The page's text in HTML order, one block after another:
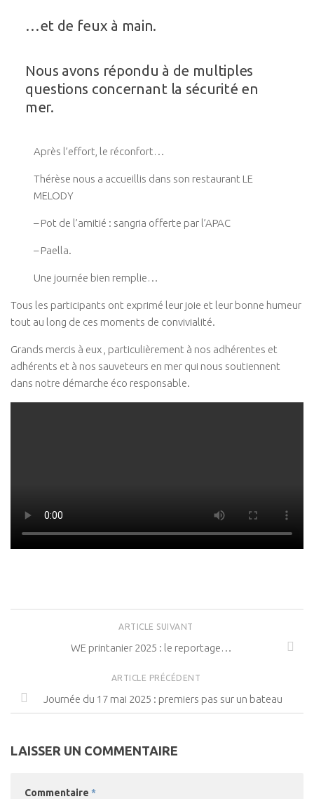
…et de feux à main.
Nous avons répondu à de multiples
questions concernant la sécurité en
mer.
Après l’effort, le réconfort…
Thérèse nous a accueillis dans son restaurant LE
MELODY
– Pot de l’amitié : sangria offerte par l’APAC
– Paella.
Une journée bien remplie…
Tous les participants ont exprimé leur joie et leur bonne humeur
tout au long de ces moments de convivialité.
Grands mercis à eux , particulièrement à nos adhérentes et
adhérents et à nos sauveteurs en mer qui nous soutiennent
dans notre démarche éco responsable.
ARTICLE SUIVANT
WE printanier 2025 : le reportage…
ARTICLE PRÉCÉDENT
Journée du 17 mai 2025 : premiers pas sur un bateau
LAISSER UN COMMENTAIRE
Commentaire *